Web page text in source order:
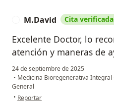
M.David Cita verificada
Excelente Doctor, lo
atención y maneras de
24 de septiembre de 2025
• Medicina Bioregenerativa Integral
General
• en opinión del usuario M.David
Reportar